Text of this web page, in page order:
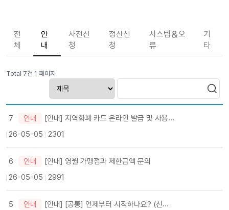
전
체
안
내
사전신
청
정산신
청
시스템＆오
류
기
타
Total 7건 1 페이지
7 안내
[안내] 지역화폐 카드 온라인 발급 및 사용처
26-05-05
2301
6 안내
[안내] 영월 가맹점과 제한금액 문의
26-05-05
2991
5 안내
[안내] [공통] 언제부터 시작하나요? (신청 오픈 일자)